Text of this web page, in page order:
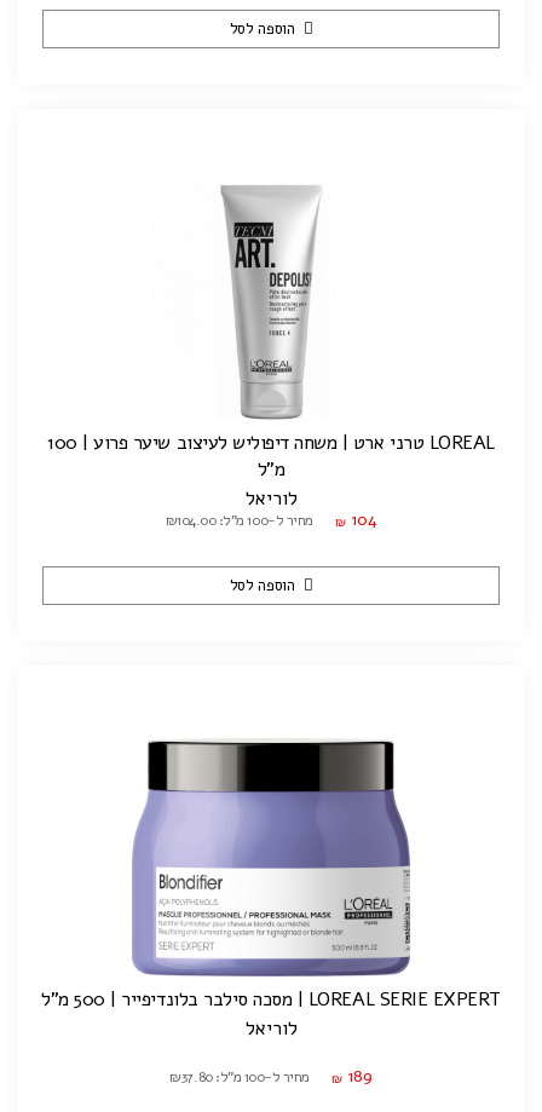
הוספה לסל
LOREAL טרני ארט | משחה דיפוליש לעיצוב שיער פרוע | 100
מ"ל
לוריאל
₪ 104 מחיר ל-100 מ"ל: ₪104.00
הוספה לסל
LOREAL SERIE EXPERT | מסכה סילבר בלונדיפייר | 500 מ"ל
לוריאל
₪ 189 מחיר ל-100 מ"ל: ₪37.80